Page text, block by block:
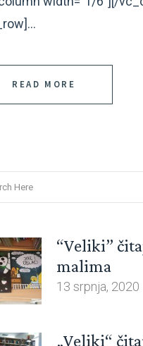
READ MORE
“Veliki”
malima
13 srpnja, 2020
„Veliki“